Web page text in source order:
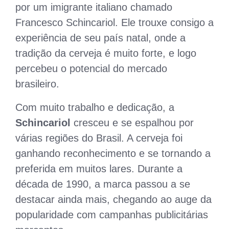
por um imigrante italiano chamado
Francesco Schincariol. Ele trouxe consigo a
experiência de seu país natal, onde a
tradição da cerveja é muito forte, e logo
percebeu o potencial do mercado
brasileiro.
Com muito trabalho e dedicação, a
Schincariol cresceu e se espalhou por
várias regiões do Brasil. A cerveja foi
ganhando reconhecimento e se tornando a
preferida em muitos lares. Durante a
década de 1990, a marca passou a se
destacar ainda mais, chegando ao auge da
popularidade com campanhas publicitárias